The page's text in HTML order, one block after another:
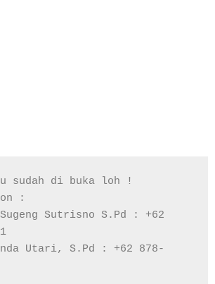
sudah di buka loh !
:
Sutrisno S.Pd : +62
Utari, S.Pd : +62 878-